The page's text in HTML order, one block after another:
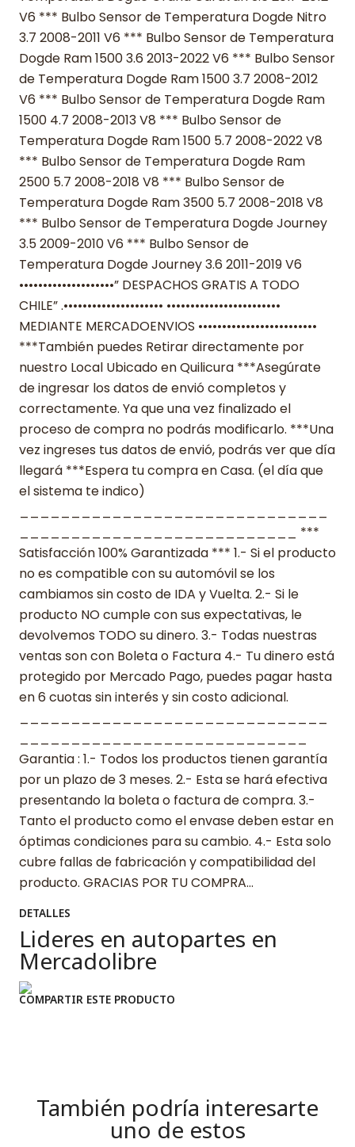
V6 *** Bulbo Sensor de Temperatura Dogde Nitro
3.7 2008-2011 V6 *** Bulbo Sensor de Temperatura
Dogde Ram 1500 3.6 2013-2022 V6 *** Bulbo Sensor
de Temperatura Dogde Ram 1500 3.7 2008-2012
V6 *** Bulbo Sensor de Temperatura Dogde Ram
1500 4.7 2008-2013 V8 *** Bulbo Sensor de
Temperatura Dogde Ram 1500 5.7 2008-2022 V8
*** Bulbo Sensor de Temperatura Dogde Ram
2500 5.7 2008-2018 V8 *** Bulbo Sensor de
Temperatura Dogde Ram 3500 5.7 2008-2018 V8
*** Bulbo Sensor de Temperatura Dogde Journey
3.5 2009-2010 V6 *** Bulbo Sensor de
Temperatura Dogde Journey 3.6 2011-2019 V6
••••••••••••••••••••” DESPACHOS GRATIS A TODO
CHILE” .••••••••••••••••••••• ••••••••••••••••••••••••
MEDIANTE MERCADOENVIOS •••••••••••••••••••••••••
***También puedes Retirar directamente por
nuestro Local Ubicado en Quilicura ***Asegúrate
de ingresar los datos de envió completos y
correctamente. Ya que una vez finalizado el
proceso de compra no podrás modificarlo. ***Una
vez ingreses tus datos de envió, podrás ver que día
llegará ***Espera tu compra en Casa. (el día que
el sistema te indico)
___________________________ ***
Satisfacción 100% Garantizada *** 1.- Si el producto
no es compatible con su automóvil se los
cambiamos sin costo de IDA y Vuelta. 2.- Si le
producto NO cumple con sus expectativas, le
devolvemos TODO su dinero. 3.- Todas nuestras
ventas son con Boleta o Factura 4.- Tu dinero está
protegido por Mercado Pago, puedes pagar hasta
en 6 cuotas sin interés y sin costo adicional.
Garantia : 1.- Todos los productos tienen garantía
por un plazo de 3 meses. 2.- Esta se hará efectiva
presentando la boleta o factura de compra. 3.-
Tanto el producto como el envase deben estar en
óptimas condiciones para su cambio. 4.- Esta solo
cubre fallas de fabricación y compatibilidad del
producto. GRACIAS POR TU COMPRA…
DETALLES
Lideres en autopartes en
Mercadolibre
COMPARTIR ESTE PRODUCTO
También podría interesarte
uno de estos